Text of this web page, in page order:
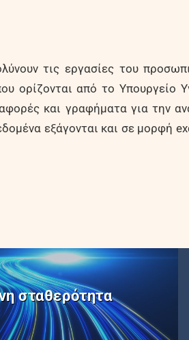
τις εργασίες του
από το Υπουργείο
και γραφήματα για την
εξάγονται και σε μορφή
σταθερότητα